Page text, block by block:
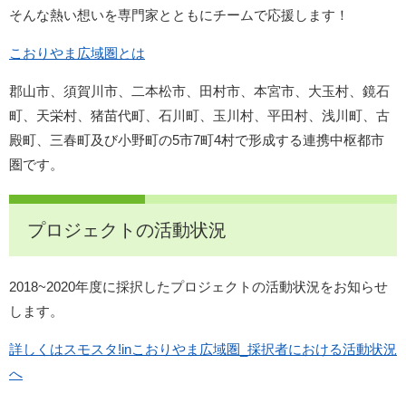
そんな熱い想いを専門家とともにチームで応援します！
こおりやま広域圏とは
郡山市、須賀川市、二本松市、田村市、本宮市、大玉村、鏡石
町、天栄村、猪苗代町、石川町、玉川村、平田村、浅川町、古
殿町、三春町及び小野町の5市7町4村で形成する連携中枢都市
圏です。
プロジェクトの活動状況
2018~2020年度に採択したプロジェクトの活動状況をお知らせ
します。
詳しくはスモスタ!inこおりやま広域圏_採択者における活動状況
へ